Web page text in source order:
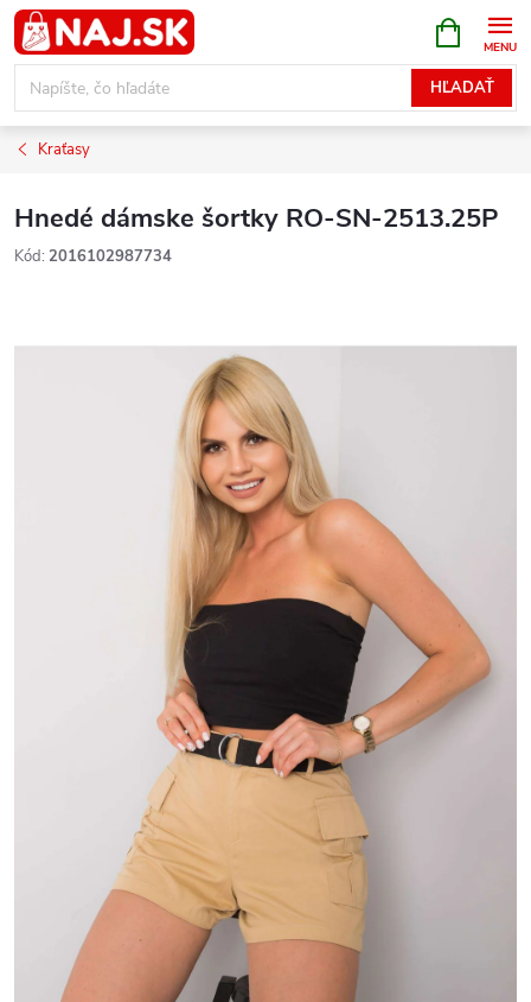
Prejsť
na
obsah
HĽADAŤ
KOŠÍK
Kraťasy
Hnedé dámske šortky RO-SN-2513.25P
Kód: 2016102987734